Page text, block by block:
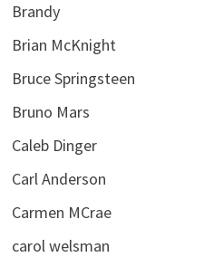
Brandy
Brian McKnight
Bruce Springsteen
Bruno Mars
Caleb Dinger
Carl Anderson
Carmen MCrae
carol welsman